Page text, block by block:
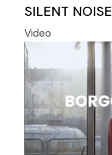
SILENT NOISE
Video